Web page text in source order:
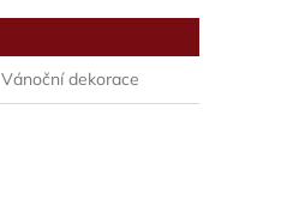
Vánoční dekorace